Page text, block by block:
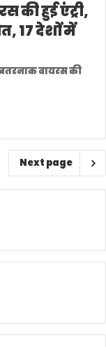
की हुई एंट्री,
17 देशों में
वायरस की
Next page